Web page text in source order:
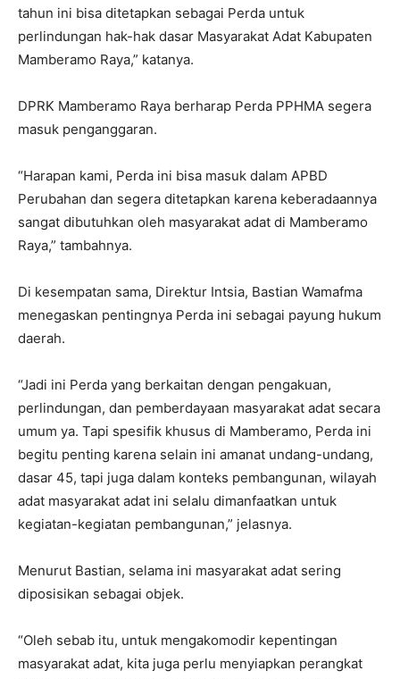
tahun ini bisa ditetapkan sebagai Perda untuk
perlindungan hak-hak dasar Masyarakat Adat Kabupaten
Mamberamo Raya,” katanya.
DPRK Mamberamo Raya berharap Perda PPHMA segera
masuk penganggaran.
“Harapan kami, Perda ini bisa masuk dalam APBD
Perubahan dan segera ditetapkan karena keberadaannya
sangat dibutuhkan oleh masyarakat adat di Mamberamo
Raya,” tambahnya.
Di kesempatan sama, Direktur Intsia, Bastian Wamafma
menegaskan pentingnya Perda ini sebagai payung hukum
daerah.
“Jadi ini Perda yang berkaitan dengan pengakuan,
perlindungan, dan pemberdayaan masyarakat adat secara
umum ya. Tapi spesifik khusus di Mamberamo, Perda ini
begitu penting karena selain ini amanat undang-undang,
dasar 45, tapi juga dalam konteks pembangunan, wilayah
adat masyarakat adat ini selalu dimanfaatkan untuk
kegiatan-kegiatan pembangunan,” jelasnya.
Menurut Bastian, selama ini masyarakat adat sering
diposisikan sebagai objek.
“Oleh sebab itu, untuk mengakomodir kepentingan
masyarakat adat, kita juga perlu menyiapkan perangkat